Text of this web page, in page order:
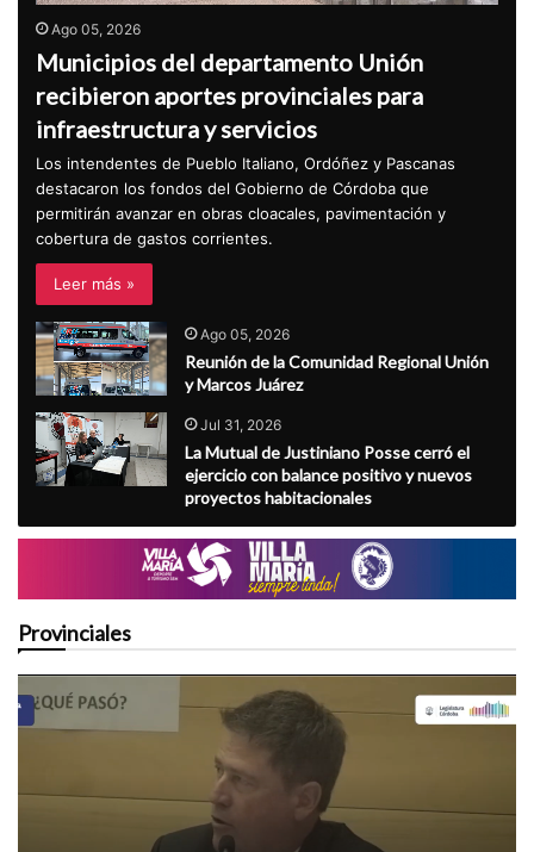
Ago 05, 2026
Municipios del departamento Unión
recibieron aportes provinciales para
infraestructura y servicios
Los intendentes de Pueblo Italiano, Ordóñez y Pascanas
destacaron los fondos del Gobierno de Córdoba que
permitirán avanzar en obras cloacales, pavimentación y
cobertura de gastos corrientes.
Leer más »
Ago 05, 2026
Reunión de la Comunidad Regional Unión
y Marcos Juárez
Jul 31, 2026
La Mutual de Justiniano Posse cerró el
ejercicio con balance positivo y nuevos
proyectos habitacionales
Provinciales